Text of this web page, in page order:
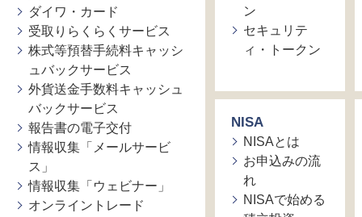
ダイワ・カード
受取りらくらくサービス
株式等預替手続料キャッシ
ュバックサービス
外貨送金手数料キャッシュ
バックサービス
報告書の電子交付
情報収集「メールサービ
ス」
情報収集「ウェビナー」
オンライントレード
ン
セキュリテ
ィ・トークン
NISA
NISAとは
お申込みの流
れ
NISAで始める